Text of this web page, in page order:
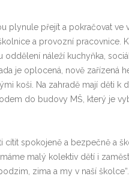
plynule přejít a pokračovat
a provozní pracovnice.
náleží kuchyňka,
je oplocená, nově zařízená
koši. Na zahradě mají děti k
do budovy MŠ, který je
spokojeně a bezpečně a
malý kolektiv dětí i
zima a my v naší